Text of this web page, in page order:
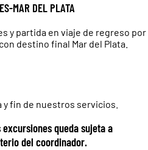
MAR DEL PLATA
y partida en viaje de regreso por
destino final Mar del Plata.
fin de nuestros servicios.
excursiones queda sujeta a
del coordinador.